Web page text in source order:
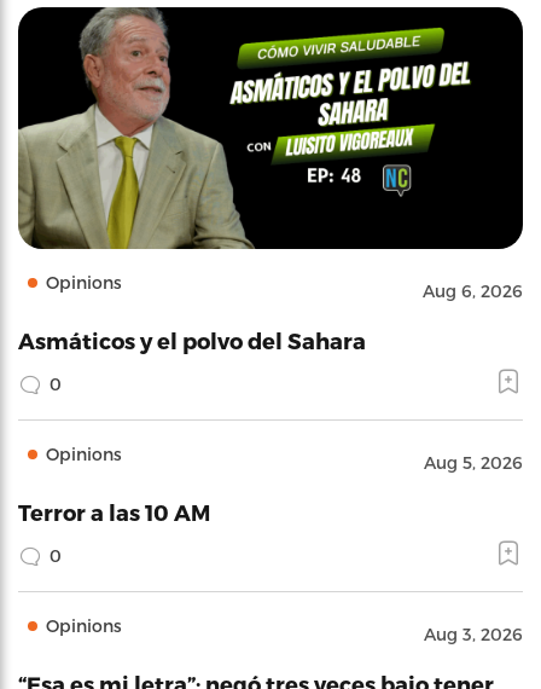
Opinions Aug 6, 2026
Asmáticos y el polvo del Sahara
0
Opinions Aug 5, 2026
Terror a las 10 AM
0
Opinions Aug 3, 2026
“Esa es mi letra”: negó tres veces bajo tener